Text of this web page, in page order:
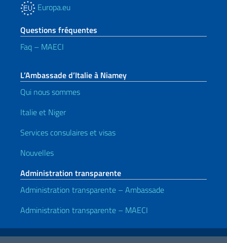
Europa.eu
Questions fréquentes
Faq – MAECI
L’Ambassade d’Italie à Niamey
Qui nous sommes
Italie et Niger
Services consulaires et visas
Nouvelles
Administration transparente
Administration transparente – Ambassade
Administration transparente – MAECI
Liens utiles